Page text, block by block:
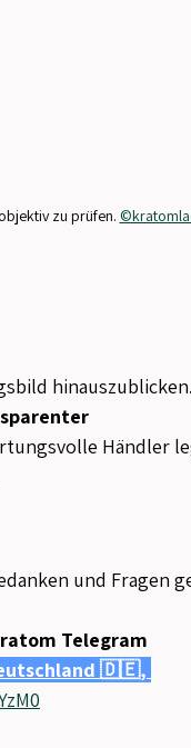
zu prüfen.
Händler
und Fragen
Telegram
🇩🇪,